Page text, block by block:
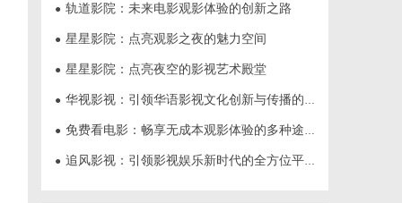
● 轨道影院：未来电影观影体验的创新之路
● 星星影院：点亮观影之夜的魅力空间
● 星星影院：点亮夜空的影视艺术殿堂
● 华视影视：引领华语影视文化创新与传播的新力量
● 免费看电影：畅享无成本观影体验的多种途径与技巧
● 追风影视：引领影视娱乐新时代的全方位平台